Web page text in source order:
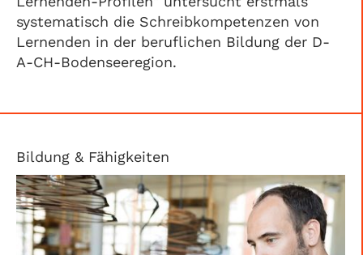
systematisch die Schreibkompetenzen von
Lernenden in der beruflichen Bildung der D-
A-CH-Bodenseeregion.
Bildung & Fähigkeiten